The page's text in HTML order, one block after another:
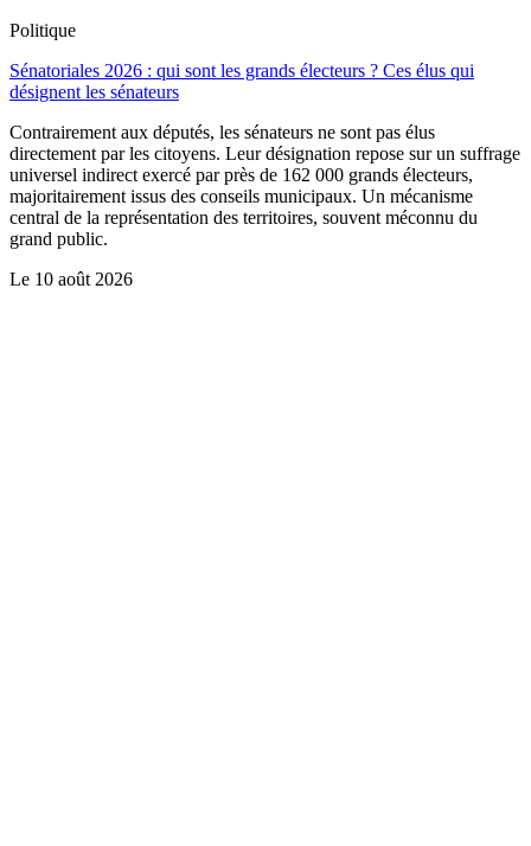
Politique
Sénatoriales 2026 : qui sont les grands électeurs ? Ces élus qui
désignent les sénateurs
Contrairement aux députés, les sénateurs ne sont pas élus
directement par les citoyens. Leur désignation repose sur un suffrage
universel indirect exercé par près de 162 000 grands électeurs,
majoritairement issus des conseils municipaux. Un mécanisme
central de la représentation des territoires, souvent méconnu du
grand public.
Le 10 août 2026